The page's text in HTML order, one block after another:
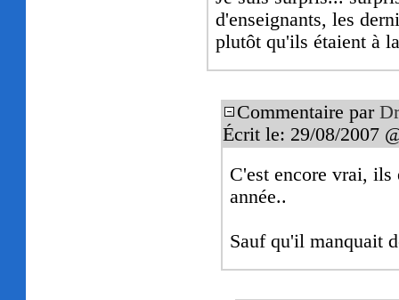
d'enseignants, les
plutôt qu'ils étaient à
Commentaire par
Écrit le: 29/08/2007
C'est encore vrai, ils
année..
Sauf qu'il manquait